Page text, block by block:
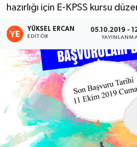
hazırlığı için E-KPSS kursu
YÜKSEL ERCAN
EDITÖR
05.10.2019 -
Haber Arşivi